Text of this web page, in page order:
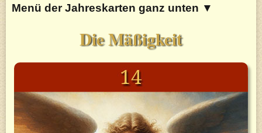
Menü der Jahreskarten ganz unten ▼
Die Mäßigkeit